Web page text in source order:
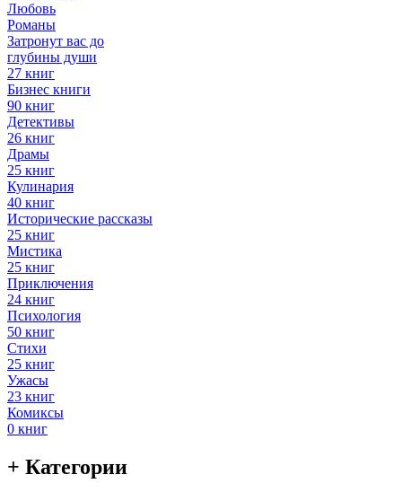
Любовь
Романы
Затронут вас до
глубины души
27 книг
Бизнес книги
90 книг
Детективы
26 книг
Драмы
25 книг
Кулинария
40 книг
Исторические рассказы
25 книг
Мистика
25 книг
Приключения
24 книг
Психология
50 книг
Стихи
25 книг
Ужасы
23 книг
Комиксы
0 книг
+ Категории